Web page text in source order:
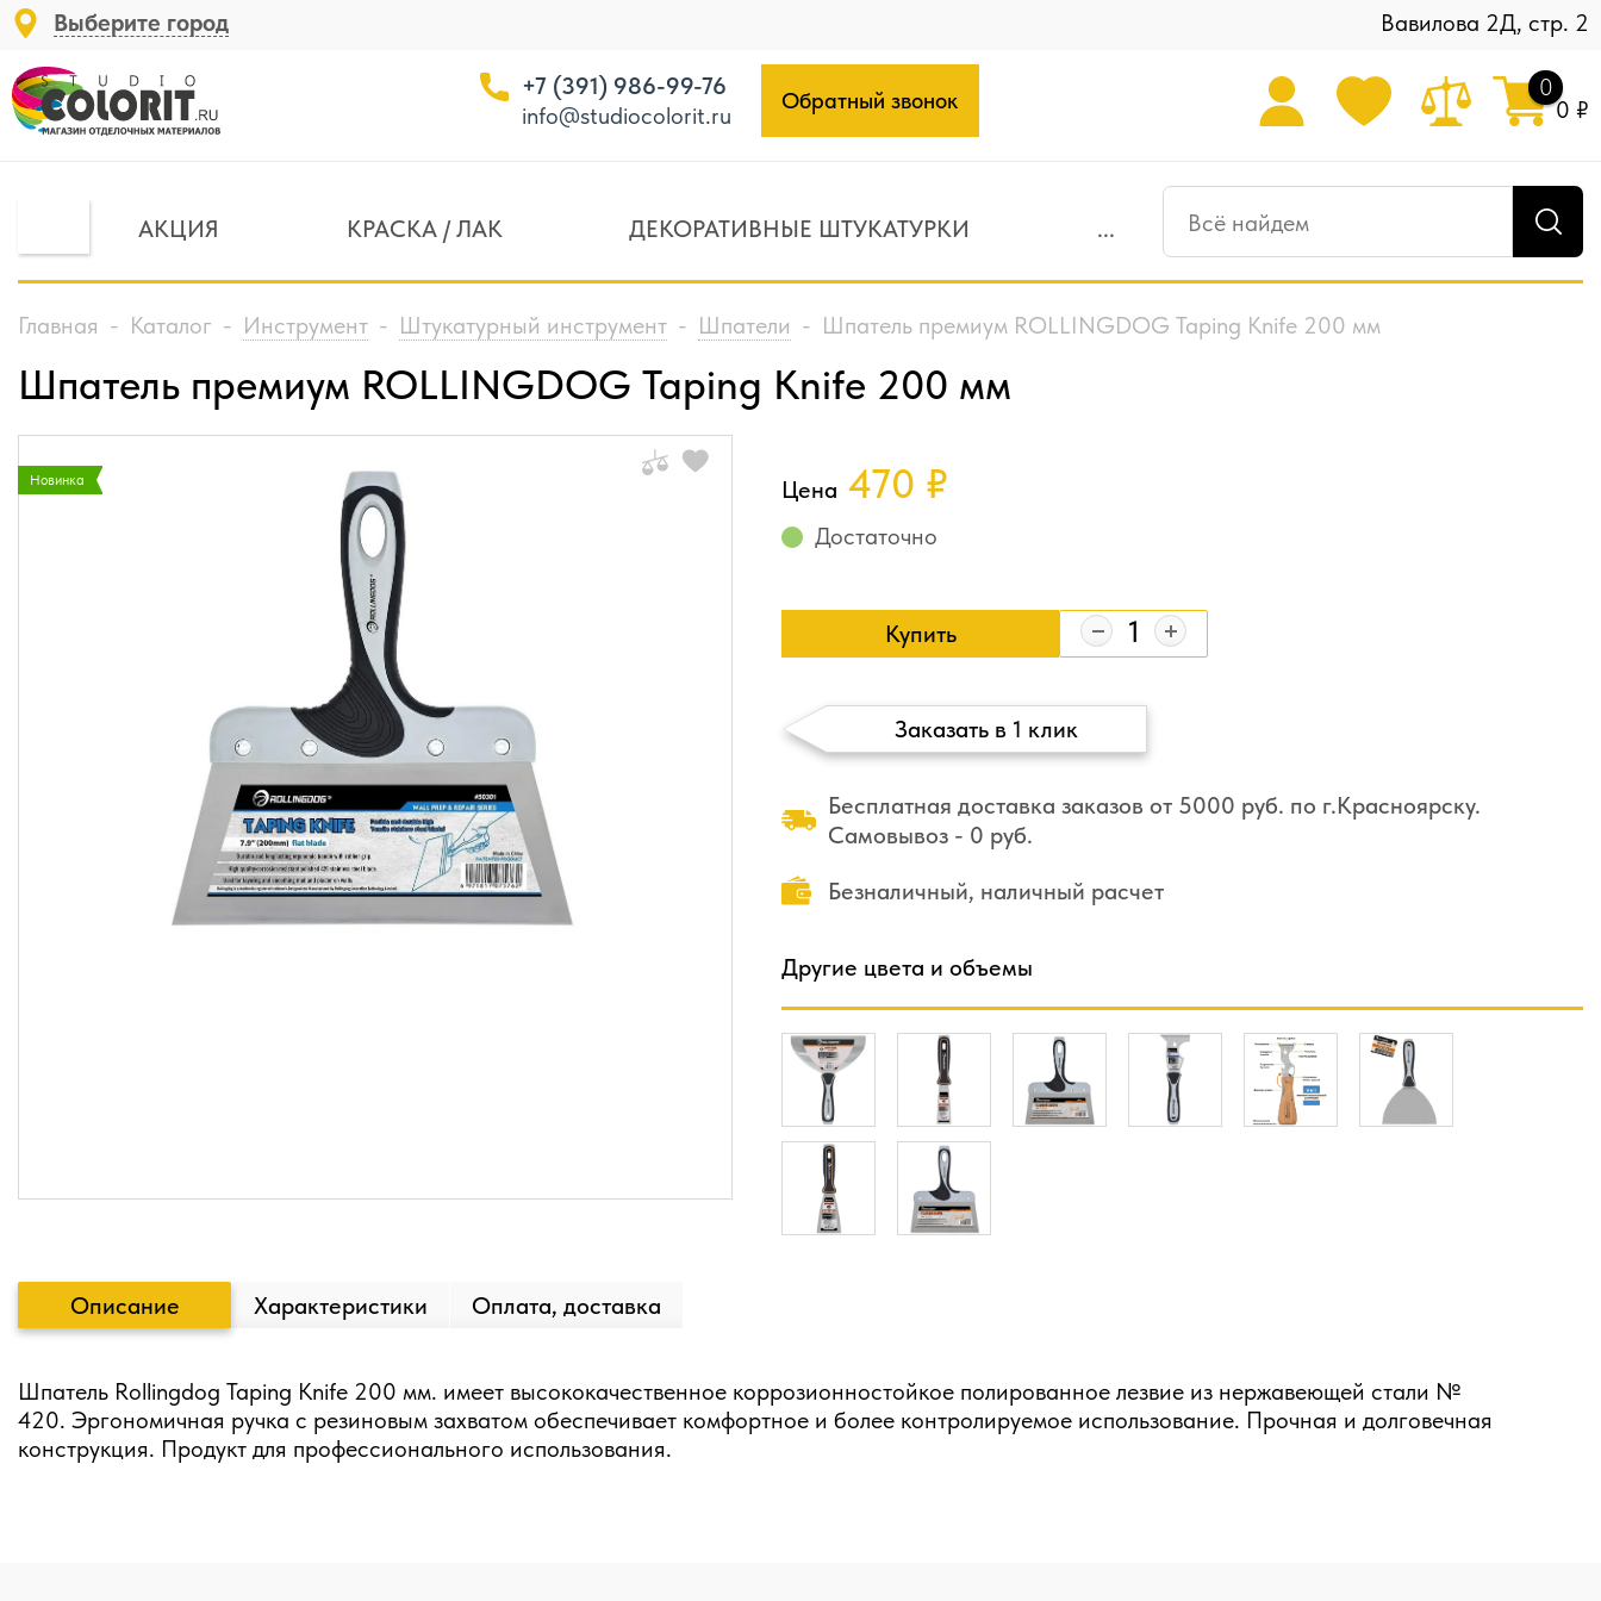
Выберите город Вавилова 2Д, стр. 2
+7 (391) 986-99-76
info@studiocolorit.ru
Обратный звонок 0
0 ₽
АКЦИЯ КРАСКА / ЛАК ДЕКОРАТИВНЫЕ ШТУКАТУРКИ ...
Главная - Каталог - Инструмент - Штукатурный инструмент - Шпатели - Шпатель премиум ROLLINGDOG Taping Knife 200 мм
Шпатель премиум ROLLINGDOG Taping Knife 200 мм
Новинка Цена 470 ₽
Достаточно
Купить
Заказать в 1 клик
Бесплатная доставка заказов от 5000 руб. по г.Красноярску.
Самовывоз - 0 руб.
Безналичный, наличный расчет
Другие цвета и объемы
Описание Характеристики Оплата, доставка
Шпатель Rollingdog Taping Knife 200 мм. имеет высококачественное коррозионностойкое полированное лезвие из нержавеющей стали №
420. Эргономичная ручка с резиновым захватом обеспечивает комфортное и более контролируемое использование. Прочная и долговечная
конструкция. Продукт для профессионального использования.